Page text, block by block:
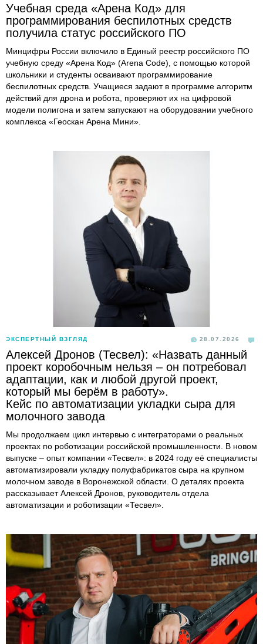
Учебная среда «Арена Код» для
программирования беспилотных средств
получила статус российского ПО
Минцифры России включило в Единый реестр российского ПО
учебную среду «Арена Код» (Arena Code), с помощью которой
школьники и студенты осваивают программирование
беспилотных средств. Учащиеся задают в программе алгоритм
действий для дрона и робота, проверяют их на цифровой
модели полигона и затем запускают на оборудовании учебного
комплекса «Геоскан Арена Мини».
ЭКСПЕРТНЫЙ ВЗГЛЯД 28.07.2026
Алексей Дронов (Тесвел): «Назвать данный
проект коробочным нельзя – он потребовал
адаптации, как и любой другой проект,
который мы берём в работу».
Кейс по автоматизации укладки сыра для
молочного завода
Мы продолжаем цикл интервью с интеграторами о реальных
проектах по роботизации российской промышленности. В новом
выпуске – опыт компании «Тесвел»: в 2024 году её специалисты
автоматизировали укладку полуфабрикатов сыра на крупном
молочном заводе в Воронежской области. О деталях проекта
рассказывает Алексей Дронов, руководитель отдела
автоматизации и роботизации «Тесвел».